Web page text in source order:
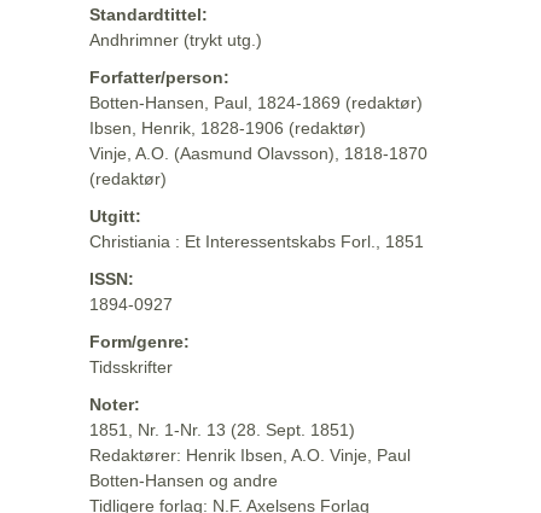
Standardtittel:
Andhrimner (trykt utg.)
Forfatter/person:
Botten-Hansen, Paul, 1824-1869 (redaktør)
Ibsen, Henrik, 1828-1906 (redaktør)
Vinje, A.O. (Aasmund Olavsson), 1818-1870
(redaktør)
Utgitt:
Christiania : Et Interessentskabs Forl., 1851
ISSN:
1894-0927
Form/genre:
Tidsskrifter
Noter:
1851, Nr. 1-Nr. 13 (28. Sept. 1851)
Redaktører: Henrik Ibsen, A.O. Vinje, Paul
Botten-Hansen og andre
Tidligere forlag: N.F. Axelsens Forlag